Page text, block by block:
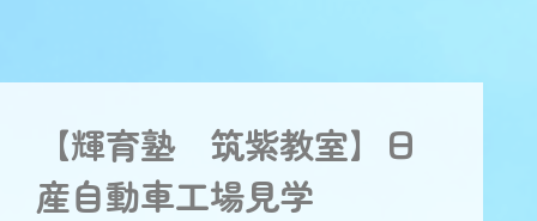
【輝育塾 筑紫教室】日
産自動車工場見学